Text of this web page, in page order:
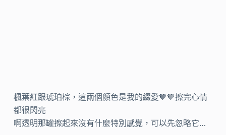
楓葉紅跟琥珀棕，這兩個顏色是我的綴愛🧡🧡擦完心情
都很閃亮
啊透明那罐擦起來沒有什麼特別感覺，可以先忽略它…